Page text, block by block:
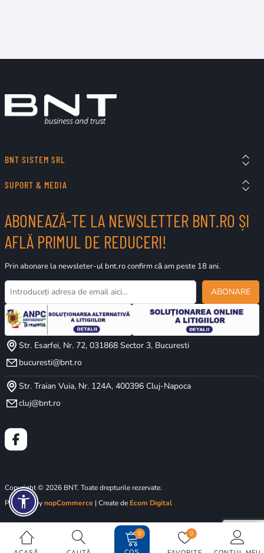
0
0
BNT SISTEM SRL
SUPORT & MEDIA
ABONEAZĂ-TE LA NEWSLETTER BNT.RO ȘI
AFLĂ PRIMUL DE REDUCERI!
Prin abonare la newsleter-ul bnt.ro confirm că am peste 18 ani.
ABONARE
Str. Esarfei, Nr. 72, 031868 Sector 3, Bucuresti
bucuresti@bnt.ro
Str. Traian Vuia, Nr. 124A, 400396 Cluj-Napoca
cluj@bnt.ro
Copyright © 2026 BNT. Toate drepturile rezervate.
Powered bynopCommerce | Create de Ecom Digital